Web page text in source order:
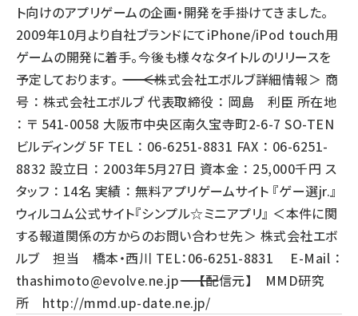
ト向けのアプリゲームの企画・開発を手掛けてきました。
2009年10月より自社ブランドにてiPhone/iPod touch用
ゲームの開発に着手。今後も様々なタイトルのリリースを
予定しております。 ――――――――――――――――――――――――― ＜株式会社エボルブ詳細情報＞ 商
号 ： 株式会社エボルブ 代表取締役 ： 岡島 利臣 所在地
： 〒 541-0058 大阪市中央区南久宝寺町2-6-7 SO-TEN
ビルディング 5F TEL ： 06-6251-8831 FAX ： 06-6251-
8832 設立日 ： 2003年5月27日 資本金 ： 25,000千円 ス
タッフ ： 14名 実績 ： 無料アプリゲームサイト 『ゲー選jr.』
ウィルコム公式サイト『シンプル☆ミニアプリ』 ＜本件に関
する報道関係の方からのお問い合わせ先＞ 株式会社エボ
ルブ 担当 橋本・西川 TEL：06-6251-8831 E-Mail ：
thashimoto@evolve.ne.jp――――――――――――――――――――――――― 【配信元】 MMD研究
所 http://mmd.up-date.ne.jp/